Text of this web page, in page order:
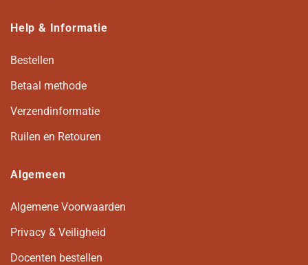
Help & Informatie
Bestellen
Betaal methode
Verzendinformatie
Ruilen en Retouren
Algemeen
Algemene Voorwaarden
Privacy & Veiligheid
Docenten bestellen